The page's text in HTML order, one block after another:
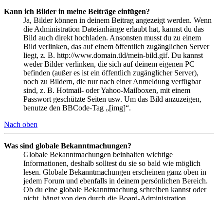
Kann ich Bilder in meine Beiträge einfügen?
Ja, Bilder können in deinem Beitrag angezeigt werden. Wenn
die Administration Dateianhänge erlaubt hat, kannst du das
Bild auch direkt hochladen. Ansonsten musst du zu einem
Bild verlinken, das auf einem öffentlich zugänglichen Server
liegt, z. B. http://www.domain.tld/mein-bild.gif. Du kannst
weder Bilder verlinken, die sich auf deinem eigenen PC
befinden (außer es ist ein öffentlich zugänglicher Server),
noch zu Bildern, die nur nach einer Anmeldung verfügbar
sind, z. B. Hotmail- oder Yahoo-Mailboxen, mit einem
Passwort geschützte Seiten usw. Um das Bild anzuzeigen,
benutze den BBCode-Tag „[img]“.
Nach oben
Was sind globale Bekanntmachungen?
Globale Bekanntmachungen beinhalten wichtige
Informationen, deshalb solltest du sie so bald wie möglich
lesen. Globale Bekanntmachungen erscheinen ganz oben in
jedem Forum und ebenfalls in deinem persönlichen Bereich.
Ob du eine globale Bekanntmachung schreiben kannst oder
nicht, hängt von den durch die Board-Administration